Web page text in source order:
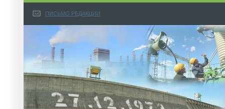
ПИСЬМО РЕДАКЦИИ